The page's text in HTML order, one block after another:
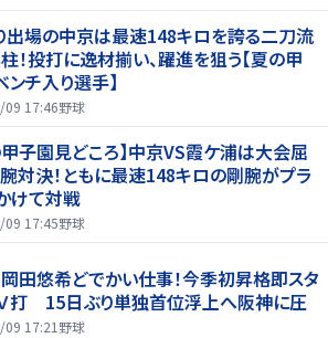
出場の中京は最速148キロを誇る二刀流
！投打に逸材揃い、躍進を狙う【夏の甲
ンチ入り選手】
17:46野球
甲子園見どころ】中京VS霞ケ浦は大会屈
対決！ともに最速148キロの剛腕がプラ
けて対戦
17:45野球
岡田悠希どでかい仕事！今季初昇格即スタ
打 15日ぶり単独首位浮上へ阪神に圧
17:21 野球